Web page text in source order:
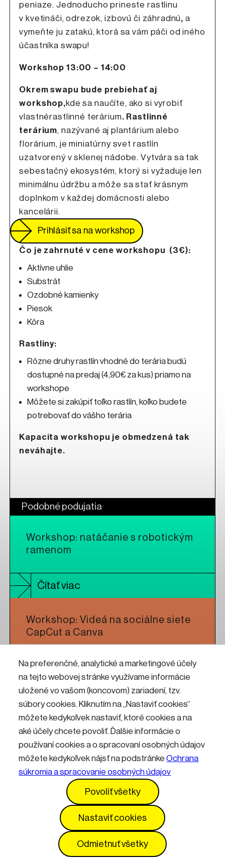
Na preferenčné, analytické a marketingové účely
na tejto webovej stránke využívame informácie
uložené vo vašom (koncovom) zariadení, tzv.
súbory cookies. Kliknutím na „Nastaviť cookies“
môžete kedykoľvek nastaviť, ktoré cookies a na
aké účely chcete povoliť. Ďalšie informácie o
používaní cookies a o spracovaní osobných údajov
môžete kedykoľvek nájsť na podstránkeOchrana
súkromia a spracovanie osobných údajov
Povoliť všetky
Nastaviť cookies
Odmietnuť všetky
peniaze. Jednoducho prineste rastlinu
v kvetináči, odrezok, izbovú či záhradnú,a
vymeňte ju zatakú, ktorá sa vám páči od iného
účastníka swapu!
Workshop 13:00 – 14:00
Okrem swapu bude prebiehať aj
workshop,kde sa naučíte, ako si vyrobiť
vlastnérastlinné terárium. Rastlinné
terárium, nazývané aj plantárium alebo
florárium, je miniatúrny svet rastlín
uzatvorený v sklenej nádobe. Vytvára sa tak
sebestačný ekosystém, ktorý si vyžaduje len
minimálnu údržbu a môže sa stať krásnym
doplnkom v každej domácnosti alebo
kancelárii.
Prihlásiť sa na workshop Odkaz sa otvorí na
Čo je zahrnuté v cene workshopu (3€):
Aktívne uhlie
Substrát
Ozdobné kamienky
Piesok
Kôra
Rastliny:
Rôzne druhy rastlín vhodné do terária budú
dostupné na predaj (4,90€ za kus) priamo na
workshope
Môžete si zakúpiť toľko rastlín, koľko budete
potrebovať do vášho terária
Kapacita workshopu je obmedzená tak
neváhajte.
Podobné podujatia
Workshop: natáčanie s robotickým
ramenom
Čítať viac
Workshop: Videá na sociálne siete
CapCut a Canva
Čítať viac
Workshop: CNC frézovanie pre
umelcov a dizajnérov
Čítať viac
Kontakty Informácie pre návštevníkov
Prevádzkový poriadok
Vyhlásenie o prístupnosti Služby
Nastavenia cookies